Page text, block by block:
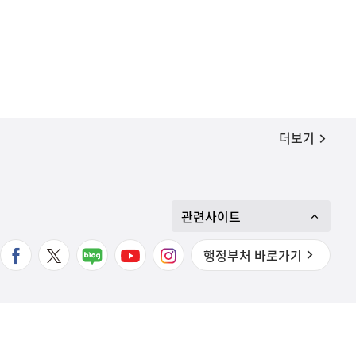
공지사항
더보기
관련사이트
행정부처 바로가기